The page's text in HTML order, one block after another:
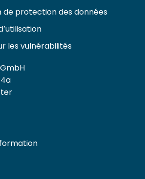
de protection des données
les vulnérabilités